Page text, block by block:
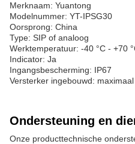
Merknaam: Yuantong
Modelnummer: YT-IPSG30
Oorsprong: China
Type: SIP of analoog
Werktemperatuur: -40 °C - +70
Indicator: Ja
Ingangsbescherming: IP67
Versterker ingebouwd:
Ondersteuning en
Onze producttechnische